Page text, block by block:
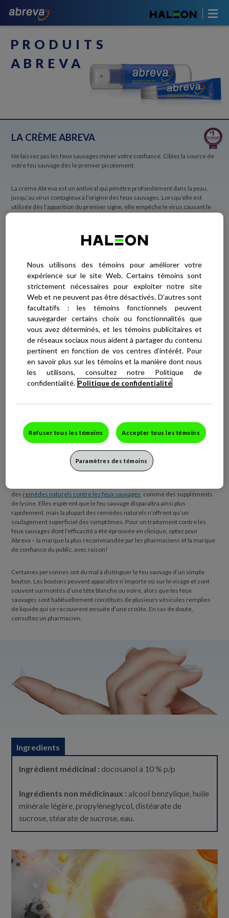
PRODUITS
ABREVA
LA CRÈME ABREVA
Ne laissez pas les feux sauvages miner votre confiance. Ciblez la source de
votre feu sauvage dès le premier picotement.
La crème Abreva est un antiviral qui pénètre profondément dans la peau,
jusqu’au virus contagieux à l’origine des feux sauvages. Lorsqu’elle est
utilisée dès l’apparition du premier signe, elle empêche le virus causant le
ABREVA DANS LE TRAITEMENT DES FEUX
SAUVAGES?
Abreva, dont l’efficacité est cliniquement prouvée, réduit le temps de
guérison des feux sauvages ainsi que la durée de la douleur, de la sensation
de brûlure, des démangeaisons et des picotements associés aux feux
sauvages. Lors d’essais cliniques, on a observé dans le groupe utilisant
Abreva une diminution statistiquement significative du délai de guérison
complète par rapport au groupe prenant un placebo.
Abreva est le traitement contre les feux sauvages le plus recommandé par
les pharmaciens, ainsi que celui auquel les Canadiens font le plus confiance.
Pour vous assurer qu’Abreva vous convient, veuillez toujours lire et suivre
les indications de la notice, ou demander conseil à votre médecin ou à votre
pratiques, pour répondre à vos besoins à la maison comme ailleurs.
DANS QUEL CAS LA CRÈME ABREVA CONTRE
LES FEUX SAUVAGES EST-ELLE EFFICACE?
sauvages causés par le virus de l’herpès simplex (VHS-1). Les feux sauvages
sont des petites vésicules remplies de liquide qui se forment sur les lèvres
des remèdes naturels contre les feux sauvages , comme des suppléments
de lysine. Elles espèrent que le feu sauvage disparaîtra ainsi plus
rapidement, mais la plupart des remèdes naturels n’offrent qu’un
soulagement superficiel des symptômes. Pour un traitement contre les
feux sauvages dont l’efficacité a été éprouvée en clinique, optez pour
Abreva – la marque la plus recommandée par les pharmaciens et la marque
de confiance du public, avec raison!
Certaines personnes ont du mal à distinguer le feu sauvage d’un simple
bouton. Les boutons peuvent apparaître n’importe où sur le visage et sont
souvent surmontés d’une tête blanche ou noire, alors que les feux
sauvages sont habituellement constitués de plusieurs vésicules remplies
de liquide qui se recouvrent ensuite d’une croûte. En cas de doute,
consultez un pharmacien.
Ingredients
Ingrédient médicinal : docosanol à 10 % p/p
Ingrédients non médicinaux :alcool benzylique, huile
minérale légère, propylèneglycol, distéarate de
sucrose, stéarate de sucrose, eau.
Nous utilisons des témoins pour améliorer votre
expérience sur le site Web. Certains témoins sont
strictement nécessaires pour exploiter notre site
Web et ne peuvent pas être désactivés. D’autres sont
facultatifs : les témoins fonctionnels peuvent
sauvegarder certains choix ou fonctionnalités que
vous avez déterminés, et les témoins publicitaires et
de réseaux sociaux nous aident à partager du contenu
pertinent en fonction de vos centres d’intérêt. Pour
en savoir plus sur les témoins et la manière dont nous
les utilisons, consultez notre Politique de
confidentialité. Politique de confidentialité
Refuser tous les témoins Accepter tous les témoins
Paramètres des témoins